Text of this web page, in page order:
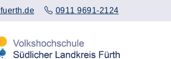
0911 9691-2124